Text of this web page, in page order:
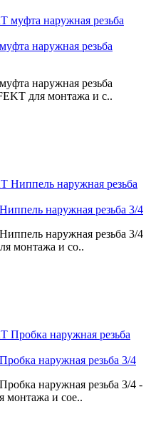
наружная резьба
наружная резьба
для монтажа и с..
наружная резьба 3/4
наружная резьба 3/4
монтажа и со..
наружная резьба 3/4
наружная резьба 3/4 -
монтажа и сое..